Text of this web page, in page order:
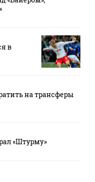
в
на трансферы
«Штурму»